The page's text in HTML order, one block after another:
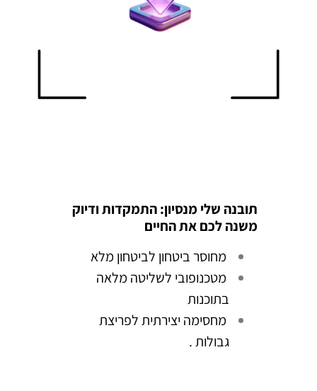
תובנה שלי מנסיון: התמקדות ודיוק
משנה לכם את החיים
מחוסר ביטחון לביטחון מלא
מטכנופובי לשליטה מלאה
בתוכנות
מחסימה יצירתית לפריצת
גבולות .